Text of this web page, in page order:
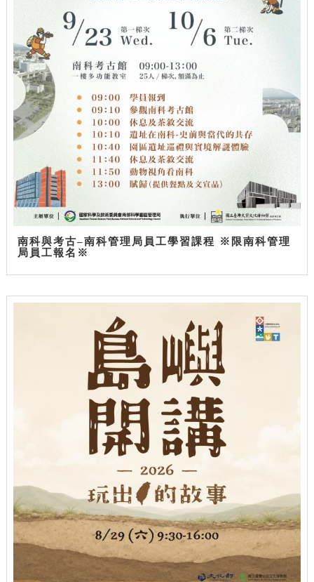
南科與考古–南科管理局員工學習課程 ※限南科管理
局員工報名※